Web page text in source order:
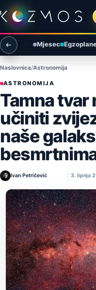
Preskoči na sadržaj
Otvori izbornik
Otvori pretragu
Mjesec
Naslovnica Astronomija
ASTRONOMIJA
Tamna tvar
učiniti
naše
Ivan Petričević 3. lipnja